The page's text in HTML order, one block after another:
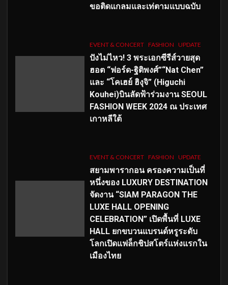
ขอติดแกลมและเท่ตามแบบฉบับ
EVENT & CONCERT FASHION UPDATE
ปังไม่ไหว! 3 พระเอกซีรีส์วายสุด
ฮอต “ฟอร์ด-ฐิติพงศ์”“Nat Chen”
และ “โคเฮย์ ฮิงุจิ” (Higuchi
Kouhei)บินลัดฟ้าร่วมงาน SEOUL
FASHION WEEK 2024 ณ ประเทศ
เกาหลีใต้
EVENT & CONCERT FASHION UPDATE
สยามพารากอน ครองความเป็นที่
หนึ่งของ LUXURY DESTINATION
จัดงาน “SIAM PARAGON THE
LUXE HALL OPENING
CELEBRATION” เปิดพื้นที่ LUXE
HALL ยกขบวนแบรนด์หรูระดับ
โลกเปิดแฟล็กชิปสโตร์แห่งแรกใน
เมืองไทย